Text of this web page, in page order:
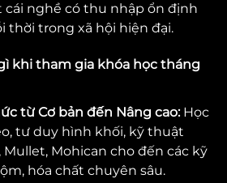
nghề có thu nhập ổn định
thời trong xã hội hiện đại.
khi tham gia khóa học tháng
từ Cơ bản đến Nâng cao:Học
tư duy hình khối, kỹ thuật
Mullet, Mohican cho đến các kỹ
hóa chất chuyên sâu.